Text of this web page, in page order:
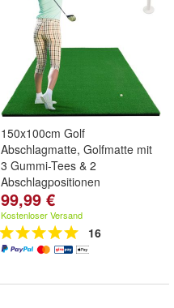
150x100cm Golf
Abschlagmatte, Golfmatte mit
3 Gummi-Tees & 2
Abschlagpositionen
99,99 €
Kostenloser Versand
16